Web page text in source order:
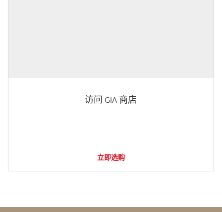
访问 GIA 商店
立即选购